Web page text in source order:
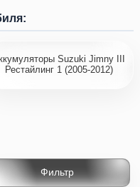
Suzuki Jimny III
Рестайлинг 1 (2005-2012)
Фильтр